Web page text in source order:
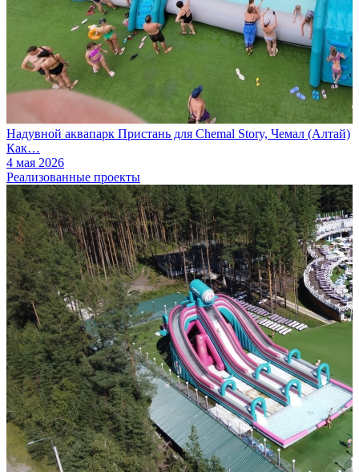
Надувной аквапарк Пристань для Chemal Story, Чемал (Алтай)
Как…
4 мая 2026
Реализованные проекты